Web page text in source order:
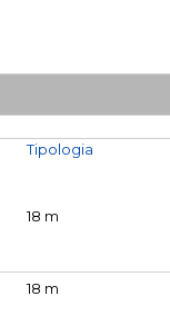
Tipologia
18 m
18 m